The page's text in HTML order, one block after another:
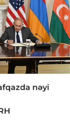
nəyi